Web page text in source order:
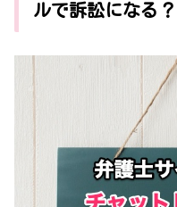
ルで訴訟になる？